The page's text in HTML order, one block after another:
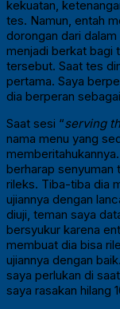
kekuatan,
tes. Namun, entah
dorongan dari
menjadi berkat bagi
tersebut. Saat tes
pertama. Saya
dia berperan
Saat sesi “serving
nama menu yang
berharap senyuman
rileks. Tiba-tiba dia
ujiannya dengan
diuji, teman saya
bersyukur karena
membuat dia bisa
ujiannya dengan
saya perlukan di
saya rasakan hilang